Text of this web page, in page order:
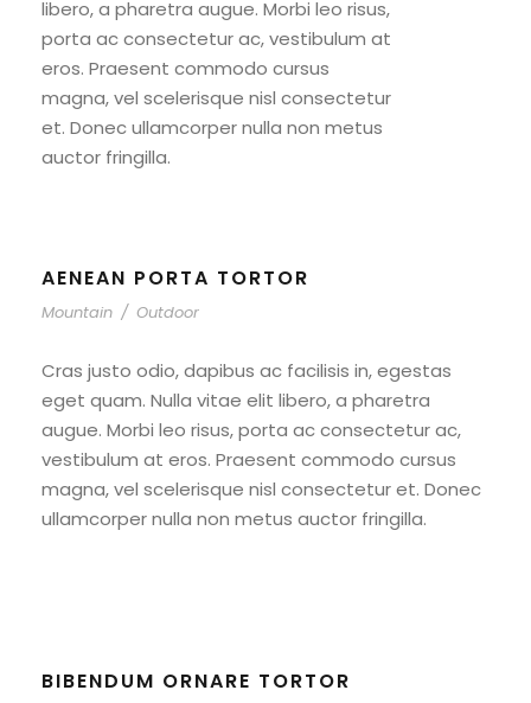
libero, a pharetra augue. Morbi leo risus,
porta ac consectetur ac, vestibulum at
eros. Praesent commodo cursus
magna, vel scelerisque nisl consectetur
et. Donec ullamcorper nulla non metus
auctor fringilla.
AENEAN PORTA TORTOR
Mountain / Outdoor
Cras justo odio, dapibus ac facilisis in, egestas
eget quam. Nulla vitae elit libero, a pharetra
augue. Morbi leo risus, porta ac consectetur ac,
vestibulum at eros. Praesent commodo cursus
magna, vel scelerisque nisl consectetur et. Donec
ullamcorper nulla non metus auctor fringilla.
BIBENDUM ORNARE TORTOR